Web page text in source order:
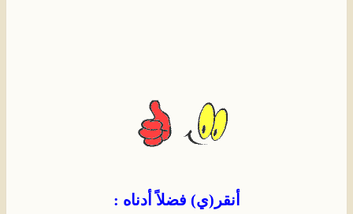
أنقر(ي) فضلاً أدناه :